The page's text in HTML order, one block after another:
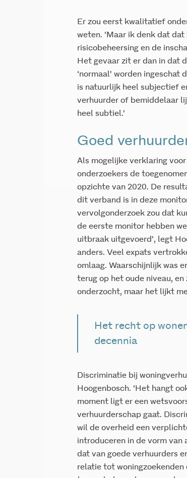
Er zou eerst kwalitatief
weten. ‘Maar ik denk dat
risicobeheersing en de
Het gevaar zit er dan in dat
‘normaal’ worden ingeschat
is natuurlijk heel subjectief
verhuurder of bemiddelaar
heel subtiel.’
Goed
Als mogelijke verklaring
onderzoekers de
opzichte van 2020. De
dit verband is in deze
vervolgonderzoek zou dat
de eerste monitor hebben
uitbraak uitgevoerd’, legt
anders. Veel expats
omlaag. Waarschijnlijk was
terug op het oude niveau,
onderzocht, maar het lijkt
Het recht op
decennia
Discriminatie bij
Hoogenbosch. ‘Het hangt
moment ligt er een
verhuurderschap gaat.
wil de overheid een
introduceren in de vorm van
dat van goede verhuurders
relatie tot woningzoekenden